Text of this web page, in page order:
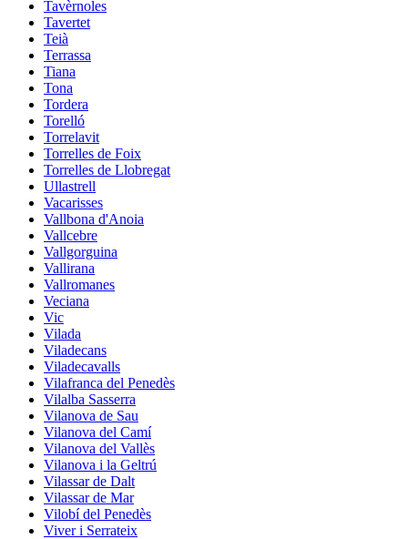
Tavèrnoles
Tavertet
Teià
Terrassa
Tiana
Tona
Tordera
Torelló
Torrelavit
Torrelles de Foix
Torrelles de Llobregat
Ullastrell
Vacarisses
Vallbona d'Anoia
Vallcebre
Vallgorguina
Vallirana
Vallromanes
Veciana
Vic
Vilada
Viladecans
Viladecavalls
Vilafranca del Penedès
Vilalba Sasserra
Vilanova de Sau
Vilanova del Camí
Vilanova del Vallès
Vilanova i la Geltrú
Vilassar de Dalt
Vilassar de Mar
Vilobí del Penedès
Viver i Serrateix